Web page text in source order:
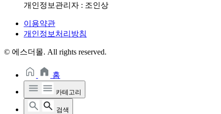
개인정보관리자 : 조인상
이용약관
개인정보처리방침
© 에스더몰. All rights reserved.
홈
카테고리
검색